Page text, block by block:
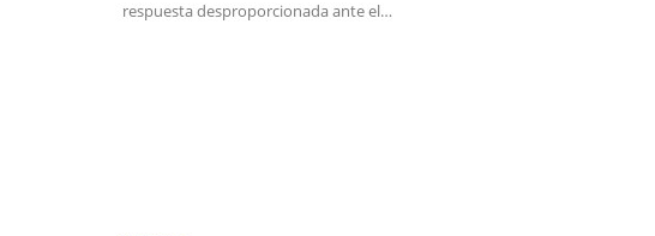
respuesta desproporcionada ante el…